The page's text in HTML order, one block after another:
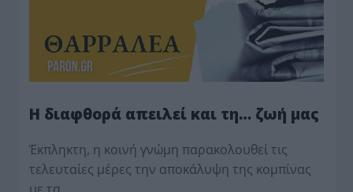
Η διαφθορά απειλεί και τη… ζωή μας
Έκπληκτη, η κοινή γνώμη παρακολουθεί τις
τελευταίες μέρες την αποκάλυψη της κο­μπίνας